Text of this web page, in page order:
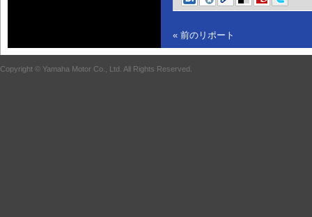
« 前のリポート
Copyright © Yamaha Motor Co., Ltd. All Rights Reserved.